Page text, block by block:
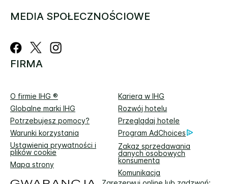
MEDIA SPOŁECZNOŚCIOWE
FIRMA
O firmie IHG ®
Kariera w IHG
Globalne marki IHG
Rozwój hotelu
Potrzebujesz pomocy?
Przeglądaj hotele
Warunki korzystania
Program AdChoices
Ustawienia prywatności i
plików cookie
Zakaz sprzedawania
danych osobowych
konsumenta
Mapa strony
Komunikacja